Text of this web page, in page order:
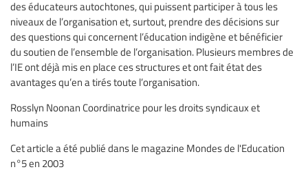
des éducateurs autochtones, qui puissent participer à tous les
niveaux de l’organisation et, surtout, prendre des décisions sur
des questions qui concernent l’éducation indigène et bénéficier
du soutien de l’ensemble de l’organisation. Plusieurs membres de
l’IE ont déjà mis en place ces structures et ont fait état des
avantages qu’en a tirés toute l’organisation.
Rosslyn Noonan Coordinatrice pour les droits syndicaux et
humains
Cet article a été publié dans le magazine Mondes de l'Education
n°5 en 2003